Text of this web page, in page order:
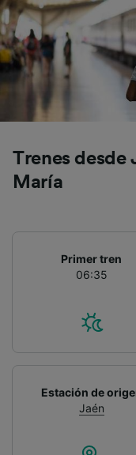
Trenes desde
María
Primer tren
06:35
Estación de
Jaén